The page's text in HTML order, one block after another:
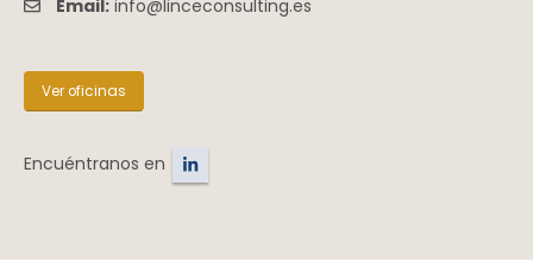
Email: info@linceconsulting.es
Ver oficinas
Encuéntranos en